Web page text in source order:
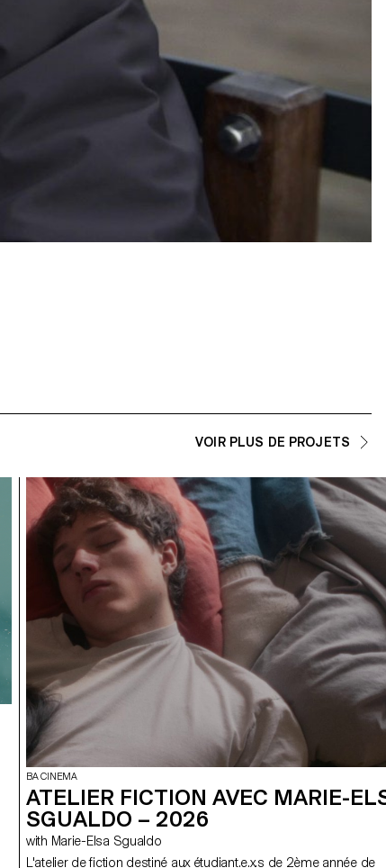
VOIR PLUS DE PROJETS
BA CINEMA
ATELIER FICTION AVEC MARIE-
SGUALDO – 2026
with Marie-Elsa Sgualdo
L'atelier de fiction destiné aux étudiant.e.x.s de 2ème année de